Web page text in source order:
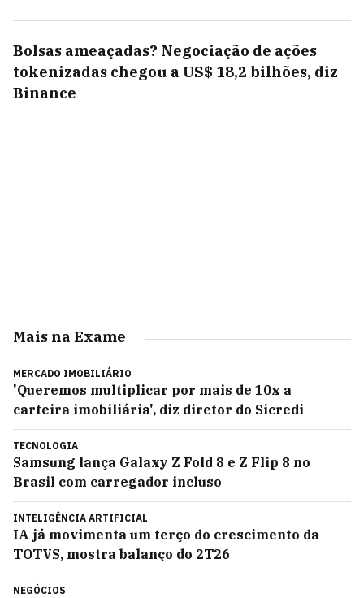
Bolsas ameaçadas? Negociação de ações
tokenizadas chegou a US$ 18,2 bilhões, diz
Binance
Mais na Exame
MERCADO IMOBILIÁRIO
'Queremos multiplicar por mais de 10x a
carteira imobiliária', diz diretor do Sicredi
TECNOLOGIA
Samsung lança Galaxy Z Fold 8 e Z Flip 8 no
Brasil com carregador incluso
INTELIGÊNCIA ARTIFICIAL
IA já movimenta um terço do crescimento da
TOTVS, mostra balanço do 2T26
NEGÓCIOS